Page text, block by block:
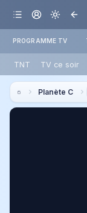
PROGRAMME TV
TNT TV ce soir
Planète C